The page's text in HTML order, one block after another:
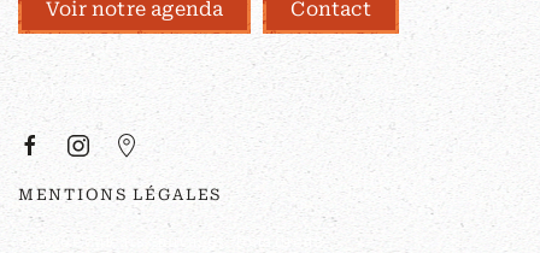
Voir notre agenda Contact
À PROPOS
MENTIONS LÉGALES
© Couleurs Sauvages. Tous droits